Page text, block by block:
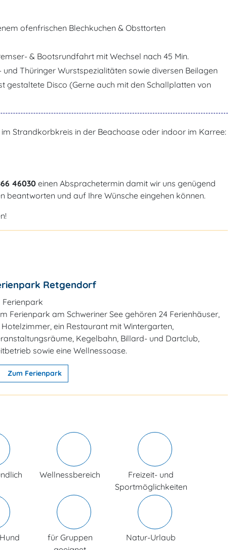
ofenfrischen Blechkuchen & Obsttorten
& Bootsrundfahrt mit Wechsel nach 45 Min.
und Thüringer Wurstspezialitäten sowie diversen Beilagen
gestaltete Disco (Gerne auch mit den Schallplatten von
Strandkorbkreis in der Beachoase oder indoor im Karree:
46030 einen Absprachetermin damit wir uns genügend
beantworten und auf Ihre Wünsche eingehen können.
Retgendorf
Ferienpark
Ferienpark am Schweriner See gehören 24 Ferienhäuser,
Hotelzimmer, ein Restaurant mit Wintergarten,
Kegelbahn, Billard- und Dartclub,
sowie eine Wellnessoase.
Zum Ferienpark
Wellnessbereich
Freizeit- und
Sportmöglichkeiten
für Gruppen
Natur-Urlaub